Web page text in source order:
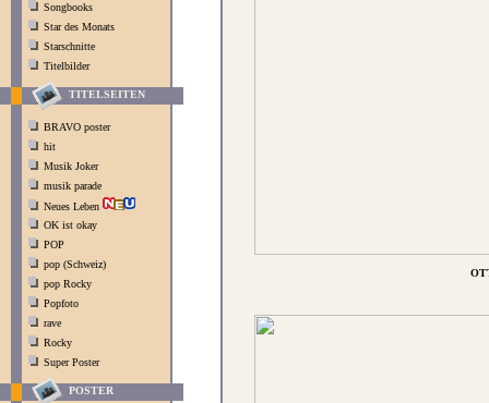
Songbooks
Star des Monats
Starschnitte
Titelbilder
TITELSEITEN
BRAVO poster
hit
Musik Joker
musik parade
Neues Leben
OK ist okay
POP
pop (Schweiz)
pop Rocky
Popfoto
rave
Rocky
Super Poster
POSTER